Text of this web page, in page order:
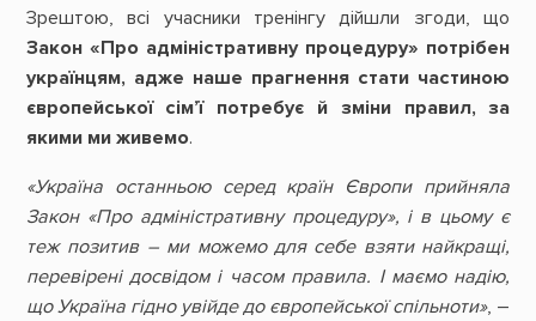
Зрештою, всі учасники тренінгу дійшли згоди, що
Закон «Про адміністративну процедуру» потрібен
українцям, адже наше прагнення стати частиною
європейської сім’ї потребує й зміни правил, за
якими ми живемо.
«Україна останньою серед країн Європи прийняла
Закон «Про адміністративну процедуру», і в цьому є
теж позитив – ми можемо для себе взяти найкращі,
перевірені досвідом і часом правила. І маємо надію,
що Україна гідно увійде до європейської спільноти», –